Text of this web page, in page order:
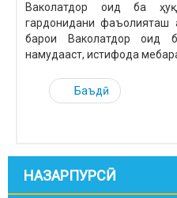
Ваколатдор оид ба
гардонидани фаъолияташ
барои Ваколатдор оид
намудааст, истифода
Баъдӣ
НАЗАРПУРСӢ